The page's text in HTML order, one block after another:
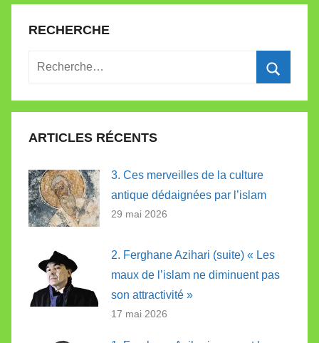
RECHERCHE
Recherche
:
ARTICLES RÉCENTS
3. Ces merveilles de la culture
antique dédaignées par l’islam
29 mai 2026
2. Ferghane Azihari (suite) « Les
maux de l’islam ne diminuent pas
son attractivité »
17 mai 2026